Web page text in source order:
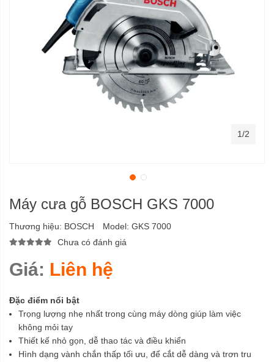
Máy cưa gỗ BOSCH GKS 7000
Thương hiệu: BOSCH Model: GKS 7000
Chưa có đánh giá
Giá: Liên hệ
Đặc điểm nổi bật
Trọng lượng nhẹ nhất trong cùng máy dòng giúp làm việc
không mỏi tay
Thiết kế nhỏ gọn, dễ thao tác và điều khiển
Hình dạng vành chắn thấp tối ưu, để cắt dễ dàng và trơn tru
1/2